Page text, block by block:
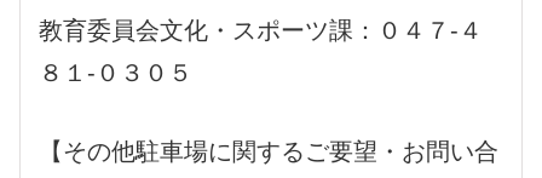
教育委員会文化・スポーツ課：０４７-４
８１-０３０５
【その他駐車場に関するご要望・お問い合